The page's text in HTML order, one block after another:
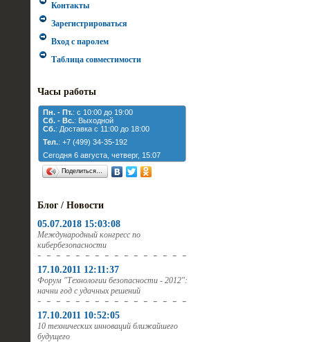
Контакты
Зарегистрироваться
Вход с паролем
Таблица совместимости
Часы работы
Пн. - Пт.: с 10:00 до 19:00
Cб. - Вс.: Выходной
Cб.: Доставка с 11:00 до 18:00
Тел.: +7 (499) 34-35-192
Сегодня 6 августа, четверг, 15:07
Поделиться…
Блог / Новости
05.07.2018 15:03:08
Международный конгресс по
кибербезопасности
17.10.2011 12:11:37
Форум "Технологии безопасности - 2012":
начни год с удачных решений
17.10.2011 10:52:05
10 технических инноваций ближайшего
будущего